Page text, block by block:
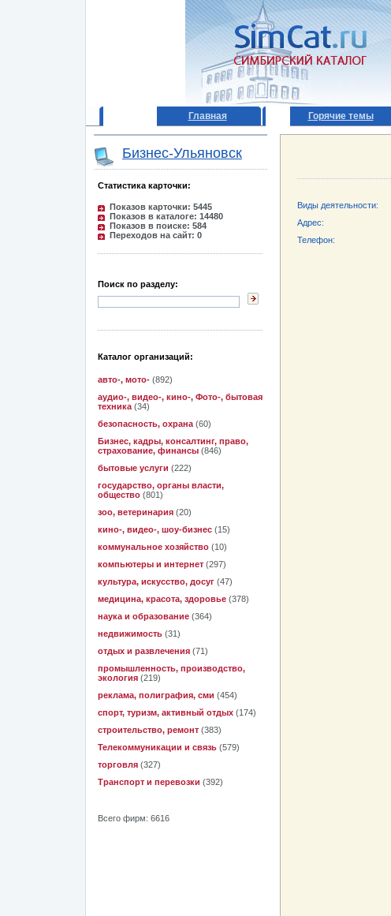
Главная Горячие темы
Бизнес-Ульяновск
Статистика карточки:
Показов карточки: 5445
Показов в каталоге: 14480
Показов в поиске: 584
Переходов на сайт: 0
Поиск по разделу:
Каталог организаций:
авто-, мото- (892)
аудио-, видео-, кино-, Фото-, бытовая
техника (34)
безопасность, охрана (60)
Бизнес, кадры, консалтинг, право,
страхование, финансы (846)
бытовые услуги (222)
государство, органы власти,
общество (801)
зоо, ветеринария (20)
кино-, видео-, шоу-бизнес (15)
коммунальное хозяйство (10)
компьютеры и интернет (297)
культура, искусство, досуг (47)
медицина, красота, здоровье (378)
наука и образование (364)
недвижимость (31)
отдых и развлечения (71)
промышленность, производство,
экология (219)
реклама, полиграфия, сми (454)
спорт, туризм, активный отдых (174)
строительство, ремонт (383)
Телекоммуникации и связь (579)
торговля (327)
Транспорт и перевозки (392)
Всего фирм: 6616
Виды деятельности:
Адрес:
Телефон: